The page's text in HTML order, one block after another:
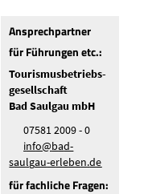
Ansprechpartner
für Führungen etc.:
Tourismusbetriebs-
gesellschaft
Bad Saulgau mbH
07581 2009 - 0
nf
b d-
s
lg - rl b n d
für fachliche Fragen: